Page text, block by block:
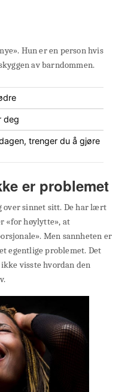
Hun er en person hvis
av barndommen.
deg
trenger du å gjøre
er problemet
over sinnet sitt. De har lært
«for høylytte», at
Men sannheten er
egentlige problemet. Det
visste hvordan den